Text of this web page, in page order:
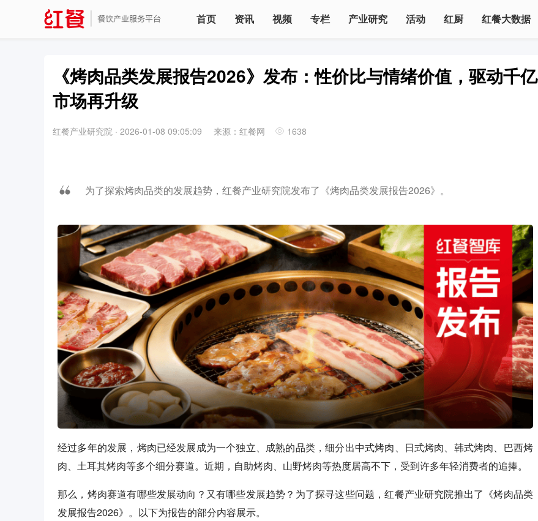
首页 资讯 视频 专栏 产业研究 活动 红厨 红餐大数据
《烤肉品类发展报告2026》发布：性价比与情绪价值，驱动千亿
市场再升级
红餐产业研究院 · 2026-01-08 09:05:09 来源：红餐网 1638
为了探索烤肉品类的发展趋势，红餐产业研究院发布了《烤肉品类发展报告2026》。
经过多年的发展，烤肉已经发展成为一个独立、成熟的品类，细分出中式烤肉、日式烤肉、韩式烤肉、巴西烤
肉、土耳其烤肉等多个细分赛道。近期，自助烤肉、山野烤肉等热度居高不下，受到许多年轻消费者的追捧。
那么，烤肉赛道有哪些发展动向？又有哪些发展趋势？为了探寻这些问题，红餐产业研究院推出了《烤肉品类
发展报告2026》。以下为报告的部分内容展示。